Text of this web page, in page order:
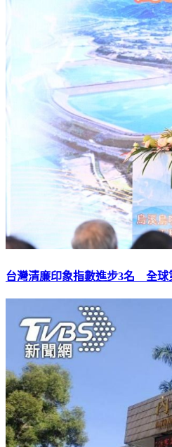
台灣清廉印象指數進步3名 全球